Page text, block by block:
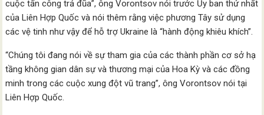
cuộc tấn công trả đũa”, ông Vorontsov nói trước Ủy ban thứ nhất
của Liên Hợp Quốc và nói thêm rằng việc phương Tây sử dụng
các vệ tinh như vậy để hỗ trợ Ukraine là “hành động khiêu khích”.
“Chúng tôi đang nói về sự tham gia của các thành phần cơ sở hạ
tầng không gian dân sự và thương mại của Hoa Kỳ và các đồng
minh trong các cuộc xung đột vũ trang”, ông Vorontsov nói tại
Liên Hợp Quốc.